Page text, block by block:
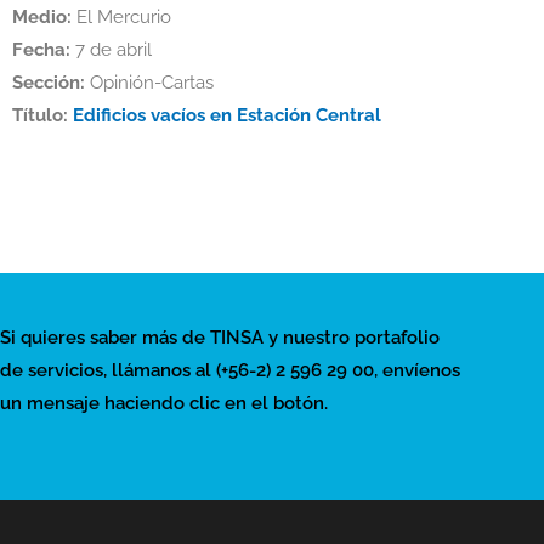
Medio: El Mercurio
Fecha: 7 de abril
Sección: Opinión-Cartas
Título: Edificios vacíos en Estación Central
Si quieres saber más de TINSA y nuestro portafolio
de servicios, llámanos al (+56-2) 2 596 29 00, envíenos
un mensaje haciendo clic en el botón.